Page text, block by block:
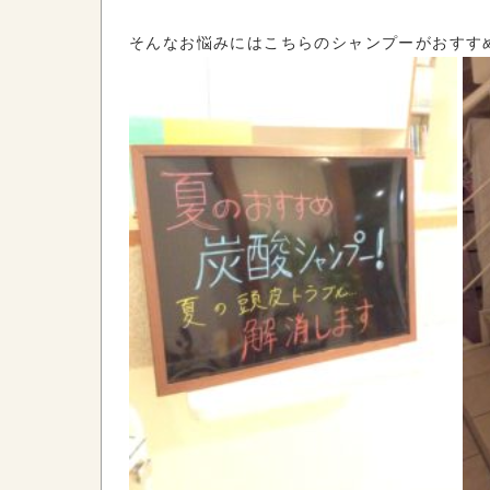
そんなお悩みにはこちらのシャンプーがおすす